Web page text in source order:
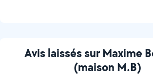
Avis laissés sur Maxime
(maison M.B)